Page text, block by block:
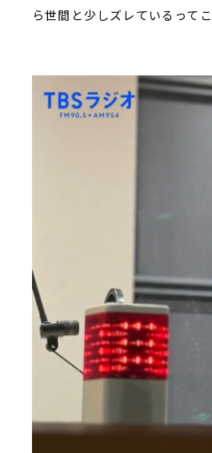
ら世間と少しズレているって